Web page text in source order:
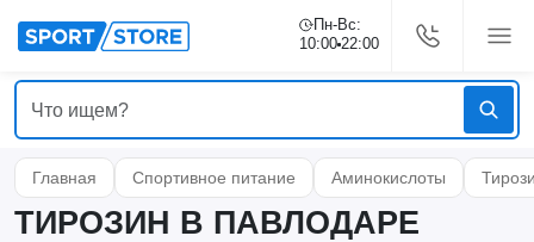
Пн-Вс:
10:00 22:00
Главная Спортивное питание Аминокислоты
ТИРОЗИН В ПАВЛОДАРЕ